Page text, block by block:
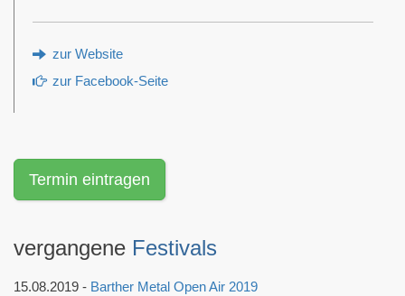
zur Website
zur Facebook-Seite
Termin eintragen
vergangene Festivals
15.08.2019 - Barther Metal Open Air 2019